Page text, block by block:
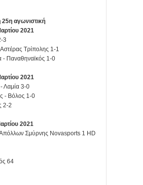
25η αγωνιστική
2021
3
Τρίπολης 1-1
- Παναθηναϊκός 1-0
2021
Λαμία 3-0
- Βόλος 1-0
2-2
2021
Σμύρνης Novasports 1 HD
64